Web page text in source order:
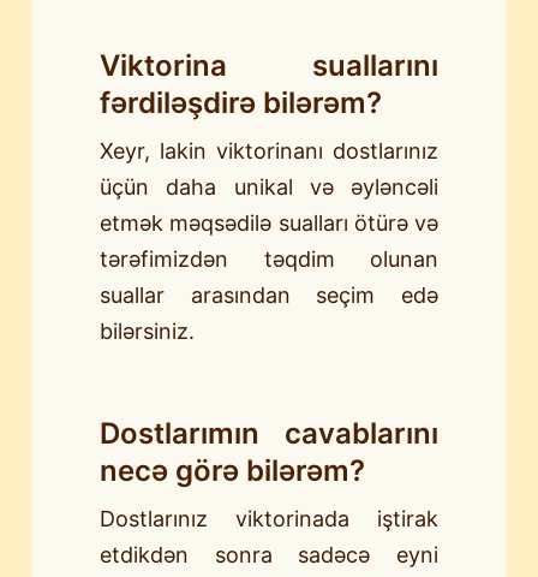
Viktorina suallarını
fərdiləşdirə bilərəm?
Xeyr, lakin viktorinanı dostlarınız
üçün daha unikal və əyləncəli
etmək məqsədilə sualları ötürə və
tərəfimizdən təqdim olunan
suallar arasından seçim edə
bilərsiniz.
Dostlarımın cavablarını
necə görə bilərəm?
Dostlarınız viktorinada iştirak
etdikdən sonra sadəcə eyni